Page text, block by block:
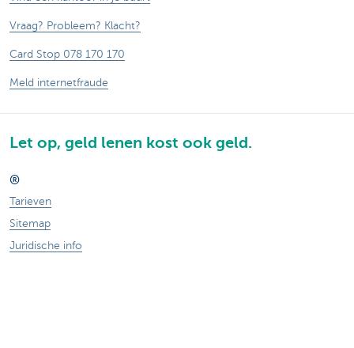
Vraag? Probleem? Klacht?
Card Stop 078 170 170
Meld internetfraude
Let op, geld lenen kost ook geld.
®
Tarieven
Sitemap
Juridische info